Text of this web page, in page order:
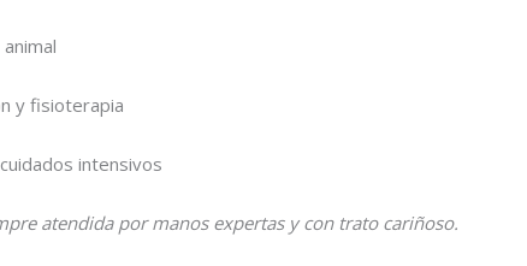
y fisioterapia
intensivos
atendida por manos expertas y con trato cariñoso.